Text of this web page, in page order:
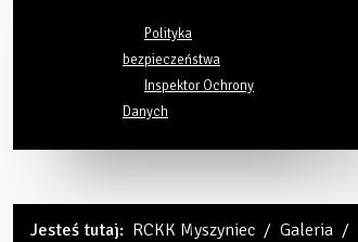
Polityka
bezpieczeństwa
Inspektor Ochrony
Danych
Jesteś tutaj: RCKK Myszyniec Galeria